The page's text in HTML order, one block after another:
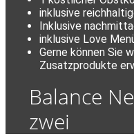
inklusive
Inklusive
inklusive Love
Gerne können Sie
Zusatzprodukte
Balance
zwei